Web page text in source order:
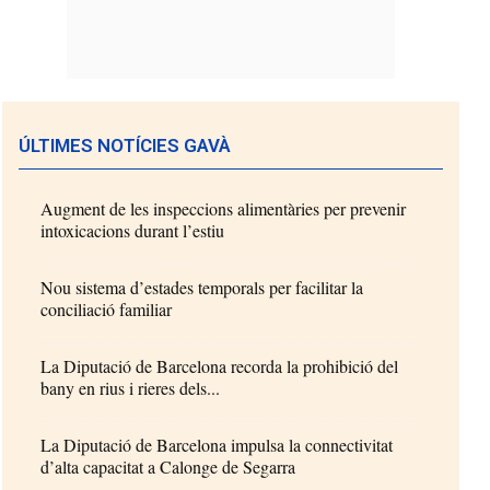
ÚLTIMES NOTÍCIES GAVÀ
Augment de les inspeccions alimentàries per prevenir
intoxicacions durant l’estiu
Nou sistema d’estades temporals per facilitar la
conciliació familiar
La Diputació de Barcelona recorda la prohibició del
bany en rius i rieres dels...
La Diputació de Barcelona impulsa la connectivitat
d’alta capacitat a Calonge de Segarra